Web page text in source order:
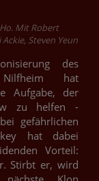
Mit Robert
Steven Yeun
des
Nilfheim hat
Aufgabe, der
zu helfen -
gefährlichen
hat dabei
Vorteil:
Stirbt er, wird